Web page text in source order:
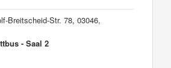
Breitscheid-Str. 78, 03046,
- Saal 2